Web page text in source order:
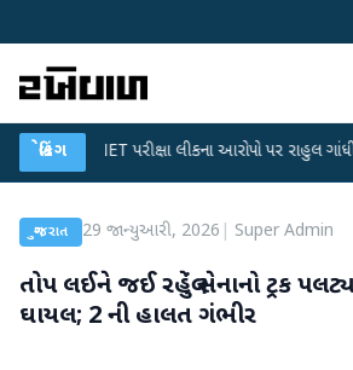
બ્રેકિંગ
NET પરીક્ષા લીકના આરોપો પર રાહુલ ગાંધીએ કેન્દ્ર
ગુજરાત 29 જાન્યુઆરી, 2026 Super Admin
તોપ લઈને જઈ રહેલું સેનાનો ટ્રક
ઘાયલ; 2 ની હાલત ગંભીર